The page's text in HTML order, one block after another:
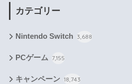
カテゴリー
Nintendo Switch 3,688
PCゲーム 7,155
キャンペーン 18,743